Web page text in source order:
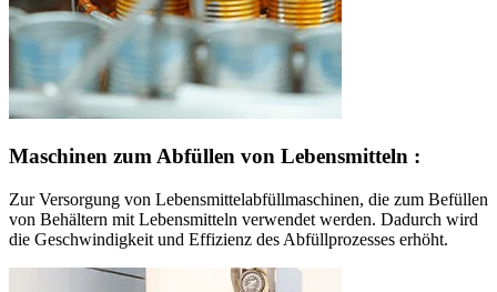
Maschinen zum Abfüllen von Lebensmitteln :
Zur Versorgung von Lebensmittelabfüllmaschinen, die zum Befüllen
von Behältern mit Lebensmitteln verwendet werden. Dadurch wird
die Geschwindigkeit und Effizienz des Abfüllprozesses erhöht.